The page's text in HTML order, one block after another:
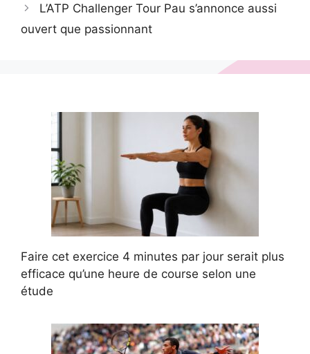
L’ATP Challenger Tour Pau s’annonce aussi
ouvert que passionnant
Faire cet exercice 4 minutes par jour serait plus
efficace qu’une heure de course selon une
étude